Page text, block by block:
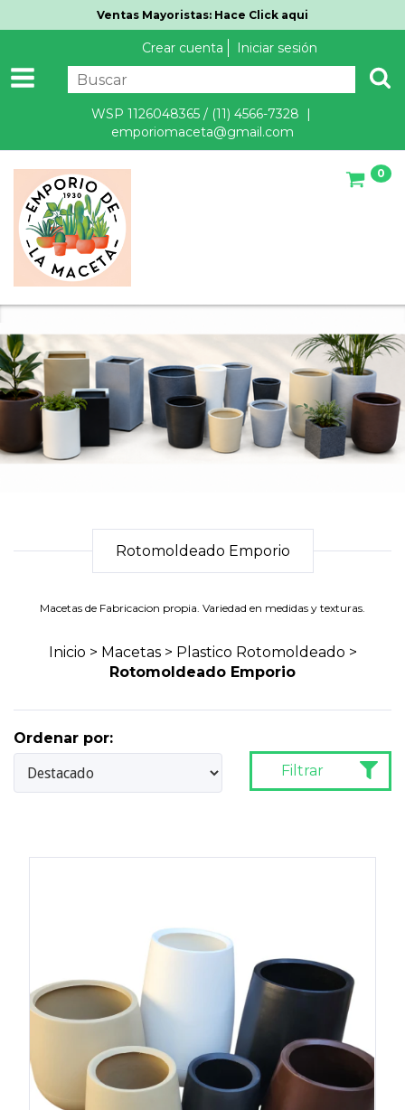
Ventas Mayoristas: Hace Click aqui
Crear cuenta Iniciar sesión
WSP 1126048365 / (11) 4566-7328 |
emporiomaceta@gmail.com
0
Rotomoldeado Emporio
Macetas de Fabricacion propia. Variedad en medidas y texturas.
Inicio > Macetas > Plastico Rotomoldeado >
Rotomoldeado Emporio
Ordenar por:
Filtrar